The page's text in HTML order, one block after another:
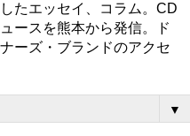
たエッセイ、コラム。CD
ースを熊本から発信。ド
ーズ・ブランドのアクセ
▼